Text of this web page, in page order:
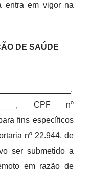
entra em vigor na
DE SAÚDE
CPF nº
fins específicos
nº 22.944, de
ser submetido a
em razão de